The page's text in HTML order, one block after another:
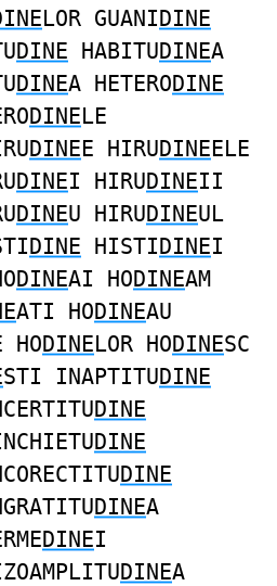
LOR GUANIDINE
DINE HABITUDINEA
DINEA HETERODINE
DINELE
DINEE HIRUDINEELE
DINEI HIRUDINEII
DINEU HIRUDINEUL
DINE HISTIDINEI
DINEAI HODINEAM
ATI HODINEAU
HODINELOR HODINESC
STI INAPTITUDINE
DINE
DINE
DINE
DINEA
DINEI
DINEA